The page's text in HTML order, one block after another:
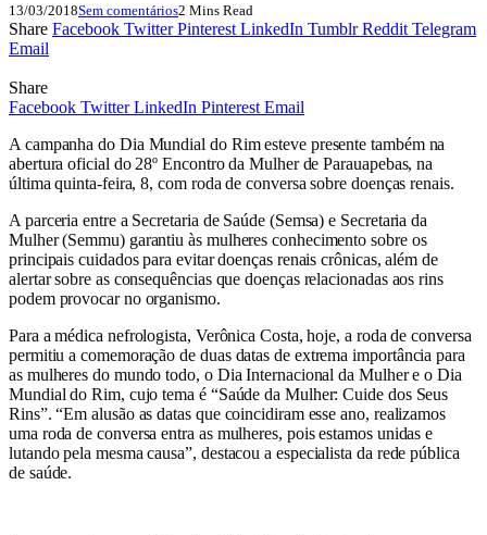
13/03/2018Sem comentários2 Mins Read
Share Facebook Twitter Pinterest LinkedIn Tumblr Reddit Telegram
Email
Share
Facebook Twitter LinkedIn Pinterest Email
A campanha do Dia Mundial do Rim esteve presente também na
abertura oficial do 28º Encontro da Mulher de Parauapebas, na
última quinta-feira, 8, com roda de conversa sobre doenças renais.
A parceria entre a Secretaria de Saúde (Semsa) e Secretaria da
Mulher (Semmu) garantiu às mulheres conhecimento sobre os
principais cuidados para evitar doenças renais crônicas, além de
alertar sobre as consequências que doenças relacionadas aos rins
podem provocar no organismo.
Para a médica nefrologista, Verônica Costa, hoje, a roda de conversa
permitiu a comemoração de duas datas de extrema importância para
as mulheres do mundo todo, o Dia Internacional da Mulher e o Dia
Mundial do Rim, cujo tema é “Saúde da Mulher: Cuide dos Seus
Rins”. “Em alusão as datas que coincidiram esse ano, realizamos
uma roda de conversa entra as mulheres, pois estamos unidas e
lutando pela mesma causa”, destacou a especialista da rede pública
de saúde.